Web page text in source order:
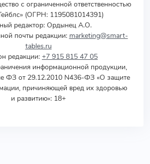
с ограниченной ответственностью
(ОГРН: 1195081014391)
редактор: Ордынец А.О.
почты редакции: marketing@smart-
tables.ru
редакции: +7 915 815 47 05
информационной продукции,
ФЗ от 29.12.2010 N436-ФЗ «О защите
причиняющей вред их здоровью
и развитию»: 18+